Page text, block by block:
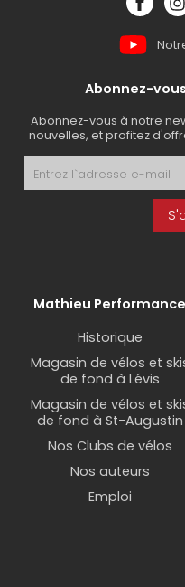
Abonnez-
Abonnez-vous à notre
nouvelles, et profitez
Mathieu Performance
Historique
Magasin de vélos et
de fond à Lévis
Magasin de vélos et
de fond à St-Augustin
Nos Clubs de vélos
Nos auteurs
Emploi